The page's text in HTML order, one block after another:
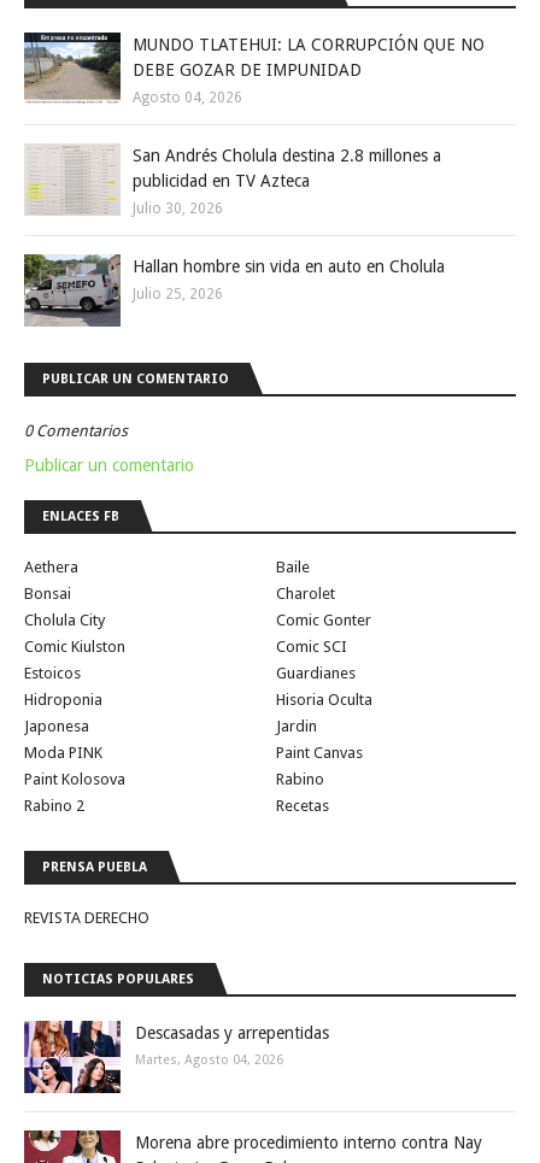
MUNDO TLATEHUI: LA CORRUPCIÓN QUE NO
DEBE GOZAR DE IMPUNIDAD
Agosto 04, 2026
San Andrés Cholula destina 2.8 millones a
publicidad en TV Azteca
Julio 30, 2026
Hallan hombre sin vida en auto en Cholula
Julio 25, 2026
PUBLICAR UN COMENTARIO
0 Comentarios
Publicar un comentario
ENLACES FB
Aethera
Baile
Bonsai
Charolet
Cholula City
Comic Gonter
Comic Kiulston
Comic SCI
Estoicos
Guardianes
Hidroponia
Hisoria Oculta
Japonesa
Jardin
Moda PINK
Paint Canvas
Paint Kolosova
Rabino
Rabino 2
Recetas
PRENSA PUEBLA
REVISTA DERECHO
NOTICIAS POPULARES
Descasadas y arrepentidas
Martes, Agosto 04, 2026
Morena abre procedimiento interno contra Nay